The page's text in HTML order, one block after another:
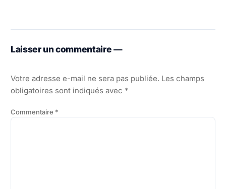
Laisser un commentaire —
Votre adresse e-mail ne sera pas publiée. Les champs
obligatoires sont indiqués avec *
Commentaire *